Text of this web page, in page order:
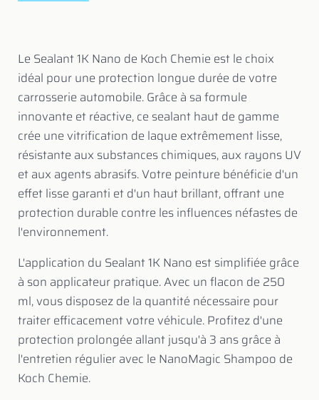
Le Sealant 1K Nano de Koch Chemie est le choix
idéal pour une protection longue durée de votre
carrosserie automobile. Grâce à sa formule
innovante et réactive, ce sealant haut de gamme
crée une vitrification de laque extrêmement lisse,
résistante aux substances chimiques, aux rayons UV
et aux agents abrasifs. Votre peinture bénéficie d'un
effet lisse garanti et d'un haut brillant, offrant une
protection durable contre les influences néfastes de
l'environnement.
L'application du Sealant 1K Nano est simplifiée grâce
à son applicateur pratique. Avec un flacon de 250
ml, vous disposez de la quantité nécessaire pour
traiter efficacement votre véhicule. Profitez d'une
protection prolongée allant jusqu'à 3 ans grâce à
l'entretien régulier avec le NanoMagic Shampoo de
Koch Chemie.